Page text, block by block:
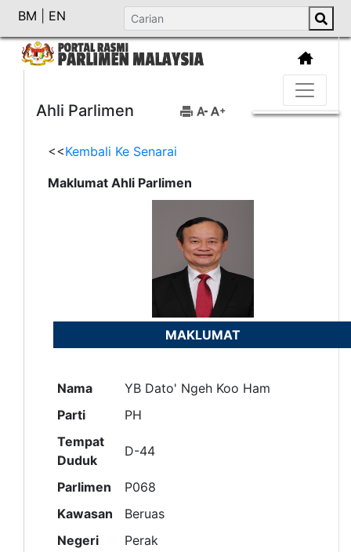
BM EN
Ahli Parlimen
<<Kembali Ke Senarai
Maklumat Ahli Parlimen
MAKLUMAT
Nama
YB Dato' Ngeh Koo Ham
Parti
PH
Tempat
Duduk
D-44
Parlimen
P068
Kawasan
Beruas
Negeri
Perak